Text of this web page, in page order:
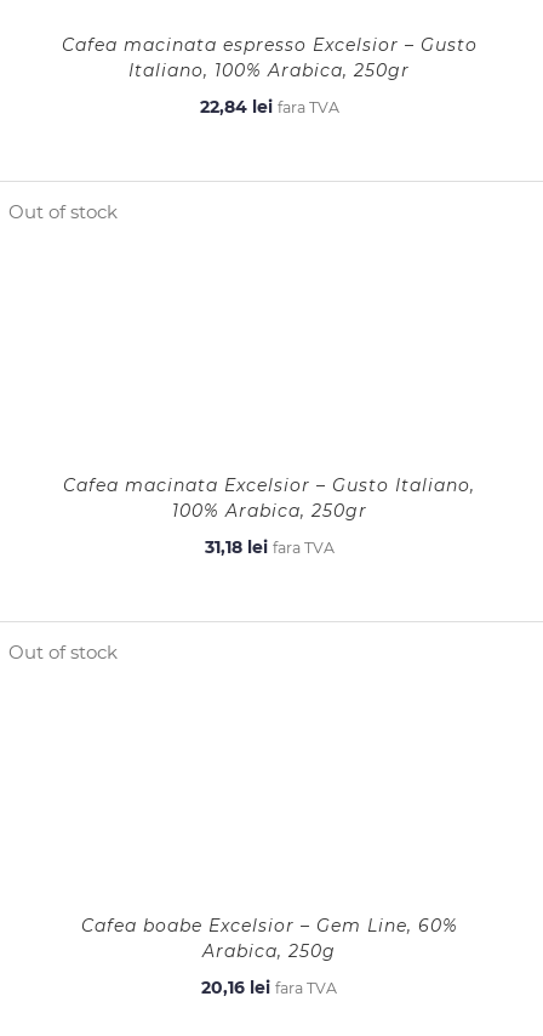
Cafea macinata espresso Excelsior – Gusto
Italiano, 100% Arabica, 250gr
22,84 lei fara TVA
Out of stock
Cafea macinata Excelsior – Gusto Italiano,
100% Arabica, 250gr
31,18 lei fara TVA
Out of stock
Cafea boabe Excelsior – Gem Line, 60%
Arabica, 250g
20,16 lei fara TVA